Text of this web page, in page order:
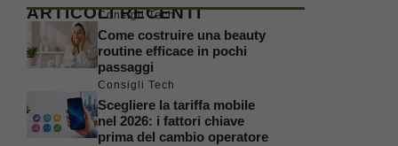
ARTICOLI RECENTI
Consigli Tech
Come costruire una beauty
routine efficace in pochi
passaggi
Consigli Tech
Scegliere la tariffa mobile
nel 2026: i fattori chiave
prima del cambio operatore